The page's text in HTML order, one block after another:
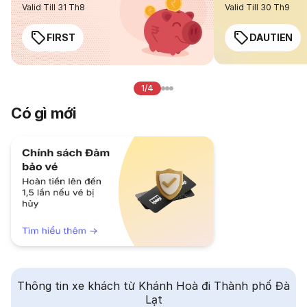
Valid Till 31 Th8
FIRST
Valid Till 30 Th9
DAUTIEN
1/4
Có gì mới
Thông tin xe khách từ Khánh Hoà đi Thành phố Đà
Lạt